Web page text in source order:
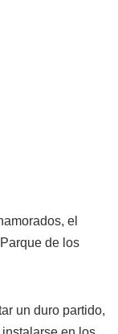
el
de los
un duro partido,